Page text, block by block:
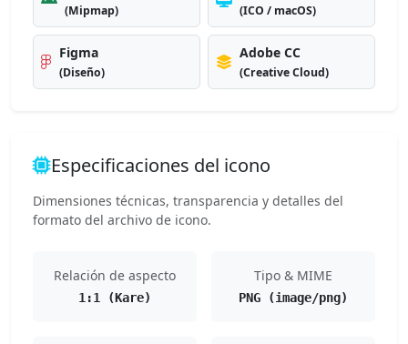
(Mipmap) (ICO / macOS)
Figma
(Diseño)
Adobe CC
(Creative Cloud)
Especificaciones del icono
Dimensiones técnicas, transparencia y detalles del
formato del archivo de icono.
Relación de aspecto
1:1 (Kare)
Tipo & MIME
PNG (image/png)